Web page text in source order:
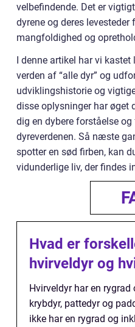
velbefindende. Det er
dyrene og deres
mangfoldighed og
I denne artikel har vi
verden af “alle dyr” og
udviklingshistorie og
disse oplysninger har øget
dig en dybere forståelse
dyreverdenen. Så næste
spotter en sød firben, kan
vidunderlige liv, der findes
Hvad er
hvirveldyr og
Hvirveldyr har en
krybdyr, pattedyr og
ikke har en rygrad og